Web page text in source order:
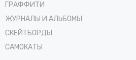
ГРАФФИТИ
ЖУРНАЛЫ И АЛЬБОМЫ
СКЕЙТБОРДЫ
САМОКАТЫ